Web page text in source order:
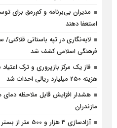
مدیران بی‌برنامه و کم‌رمق برای
استعفا دهند
لایه‌نگاری در تپه باستانی قلاکتی/
فرهنگی اسلامی کشف شد
فاز یک مرکز بازپروری و ترک اعتیاد
هزینه ۲۵۰ میلیارد ریالی احداث شد
هشدار افزایش قابل ملاحظه دمای
مازندران
آزادسازی 3 هزار و